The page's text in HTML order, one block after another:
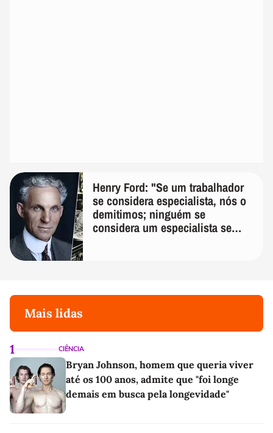
Henry Ford: "Se um trabalhador
se considera especialista, nós o
demitimos; ninguém se
considera um especialista se
Mais lidas
1 CIÊNCIA
Bryan Johnson, homem que queria viver
até os 100 anos, admite que "foi longe
demais em busca pela longevidade"